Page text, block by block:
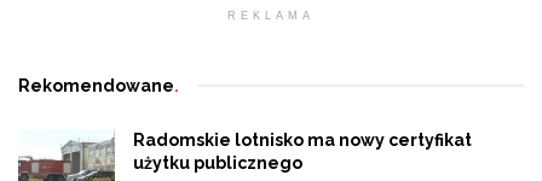
REKLAMA
Rekomendowane.
Radomskie lotnisko ma nowy certyfikat
użytku publicznego